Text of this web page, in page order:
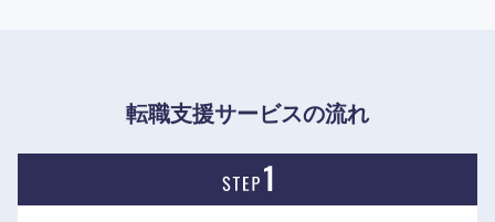
転職支援サービスの流れ